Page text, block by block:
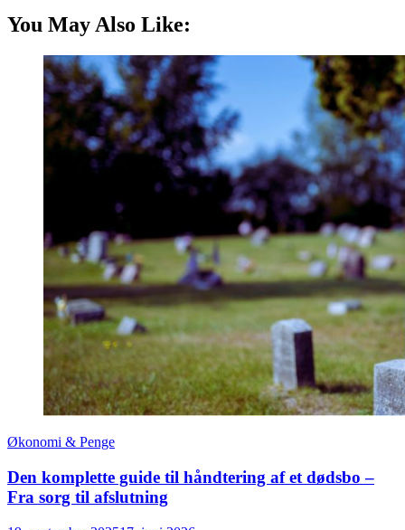
You May Also Like:
Økonomi & Penge
Den komplette guide til håndtering af et dødsbo –
Fra sorg til afslutning